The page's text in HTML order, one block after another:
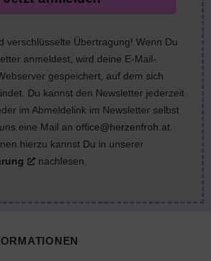
verschlüsselte Übertragung! Wenn Du
anmeldest, wird deine E-Mail-
gespeichert, auf dem sich
Du kannst den Newsletter jederzeit
im Abmeldelink im Newsletter selbst
eine Mail an office@herzenfroh.at.
hierzu kannst Du in unserer
nachlesen.